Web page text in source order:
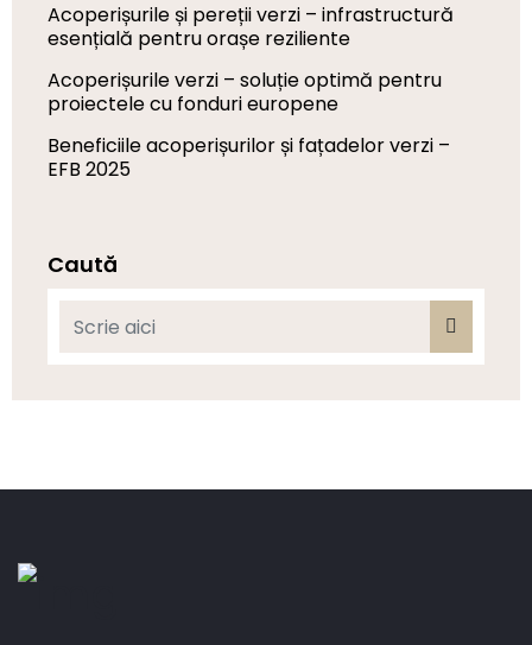
Acoperișurile și pereții verzi – infrastructură
esențială pentru orașe reziliente
Acoperișurile verzi – soluție optimă pentru
proiectele cu fonduri europene
Beneficiile acoperișurilor și fațadelor verzi –
EFB 2025
Caută